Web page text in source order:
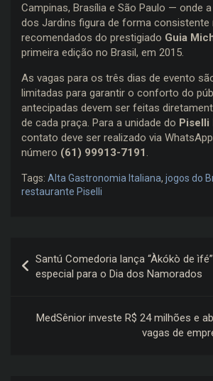
Campinas, Brasília e São Paulo — onde
dos Jardins figura de forma consistente
recomendados do prestigiado Guia
primeira edição no Brasil, em 2015.
As vagas para os três dias de evento
limitadas para garantir o conforto do
antecipadas devem ser feitas
de cada praça. Para a unidade do Piselli
contato deve ser realizado via
número (61) 99913-7191 .
Tags: Alta Gastronomia Italiana, jogos do
restaurante Piselli
de
Santú Comedoria lança “Àkókò de
especial para o Dia dos Namorados
MedSênior investe R$ 24 milhões e
vagas de